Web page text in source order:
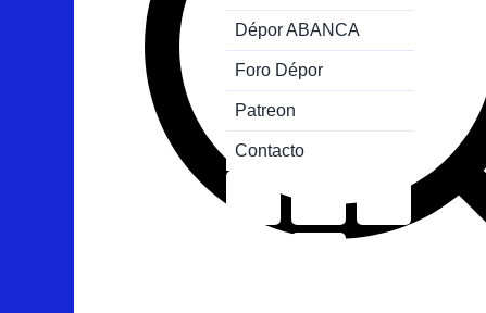
Dépor ABANCA
Foro Dépor
Patreon
Contacto